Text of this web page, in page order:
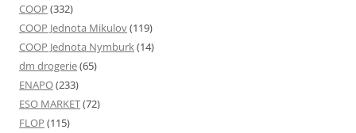
COOP (332)
COOP Jednota Mikulov(119)
COOP Jednota Nymburk(14)
dm drogerie(65)
ENAPO(233)
ESO MARKET(72)
FLOP (115)